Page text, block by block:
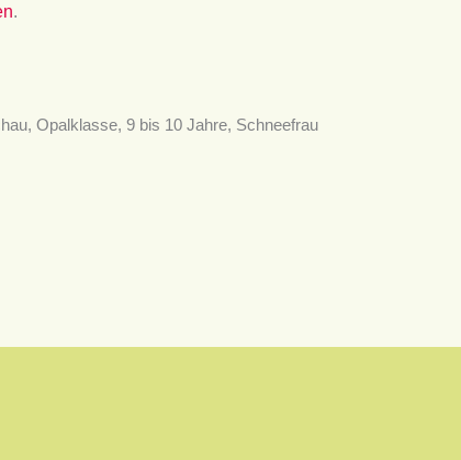
.
Opalklasse, 9 bis 10 Jahre, Schneefrau